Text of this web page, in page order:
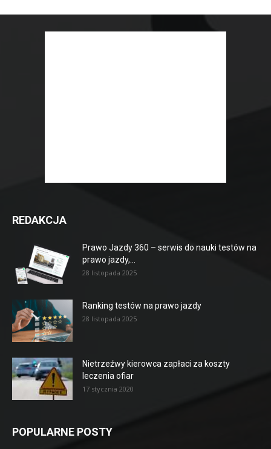
REDAKCJA
Prawo Jazdy 360 – serwis do nauki testów na
prawo jazdy,...
28 listopada 2025
Ranking testów na prawo jazdy
28 listopada 2025
Nietrzeźwy kierowca zapłaci za koszty
leczenia ofiar
17 stycznia 2020
POPULARNE POSTY